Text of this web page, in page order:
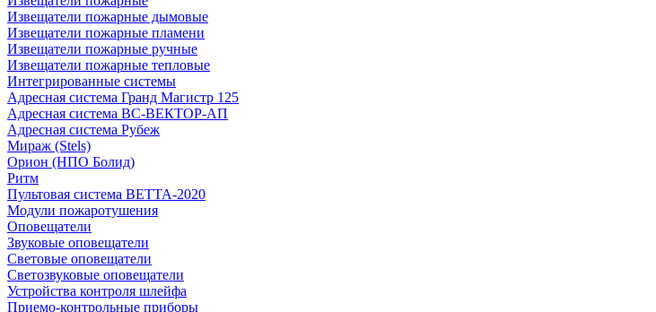
Извещатели пожарные дымовые
Извещатели пожарные пламени
Извещатели пожарные ручные
Извещатели пожарные тепловые
Интегрированные системы
Адресная система Гранд Магистр 125
Адресная система ВС-ВЕКТОР-АП
Адресная система Рубеж
Мираж (Stels)
Орион (НПО Болид)
Ритм
Пультовая система ВЕТТА-2020
Модули пожаротушения
Оповещатели
Звуковые оповещатели
Световые оповещатели
Светозвуковые оповещатели
Устройства контроля шлейфа
Приемо-контрольные приборы